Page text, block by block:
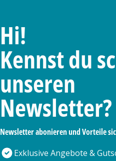
Hi!
Kennst du
unseren
Newsletter?
Newsletter abonieren und Vorteile
Exklusive Angebote &